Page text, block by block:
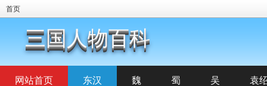
首页
三国人物百科
网站首页 东汉 魏 蜀 吴 袁